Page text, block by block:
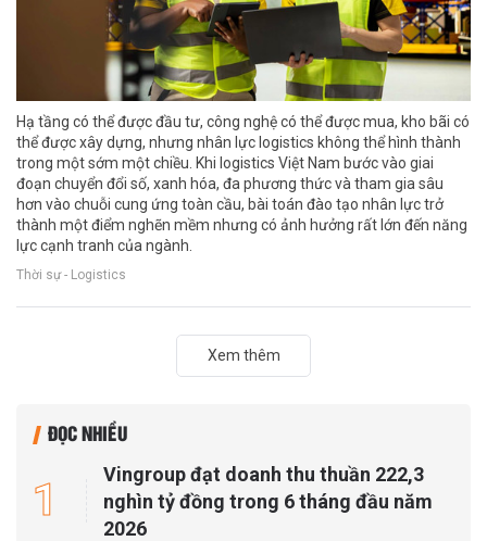
Hạ tầng có thể được đầu tư, công nghệ có thể được mua, kho bãi có
thể được xây dựng, nhưng nhân lực logistics không thể hình thành
trong một sớm một chiều. Khi logistics Việt Nam bước vào giai
đoạn chuyển đổi số, xanh hóa, đa phương thức và tham gia sâu
hơn vào chuỗi cung ứng toàn cầu, bài toán đào tạo nhân lực trở
thành một điểm nghẽn mềm nhưng có ảnh hưởng rất lớn đến năng
lực cạnh tranh của ngành.
Thời sự - Logistics
Xem thêm
ĐỌC NHIỀU
1
Vingroup đạt doanh thu thuần 222,3
nghìn tỷ đồng trong 6 tháng đầu năm
2026